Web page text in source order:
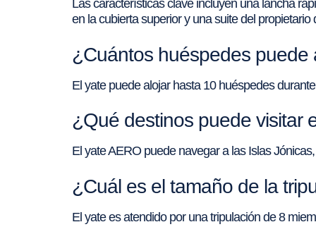
Las características clave incluyen una lancha
en la cubierta superior y una suite del propietario
¿Cuántos huéspedes puede
El yate puede alojar hasta 10 huéspedes
¿Qué destinos puede visitar
El yate AERO puede navegar a las Islas
¿Cuál es el tamaño de la
El yate es atendido por una tripulación de 8